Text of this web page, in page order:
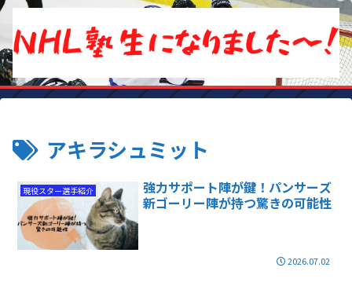
アキラシュミット
現役スター選手紹介
強力サポート陣が鍵！パンサーズ
新ゴーリー陣が持つ驚きの可能性
2026.07.02